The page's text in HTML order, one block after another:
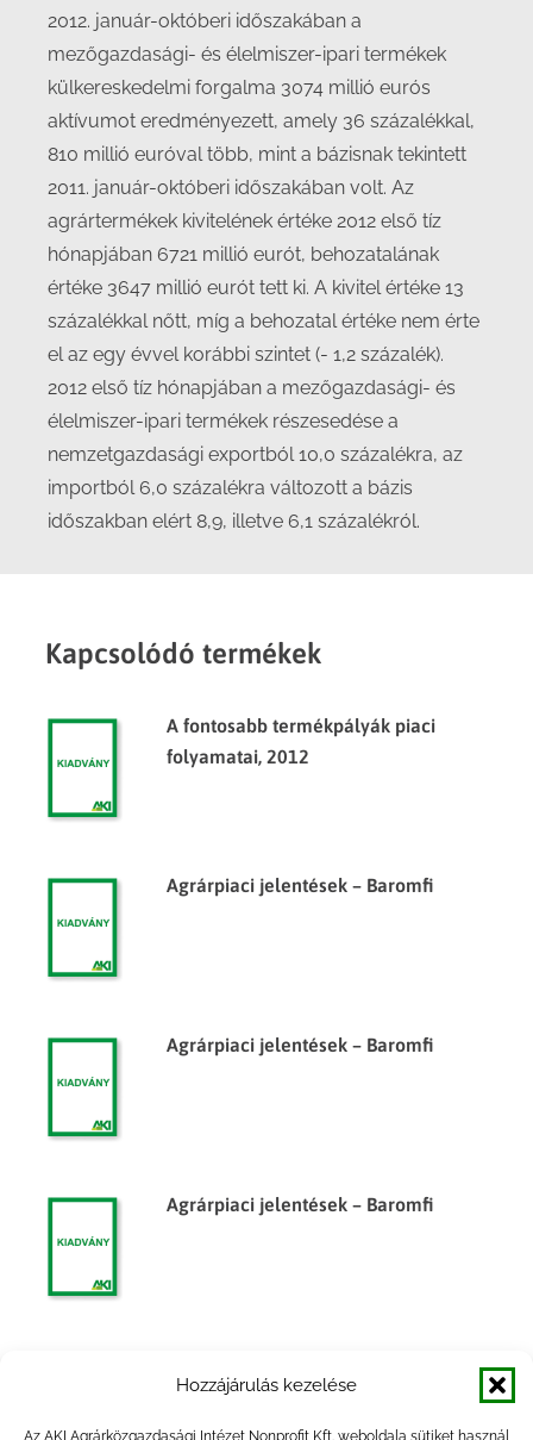
Hozzájárulás kezelése
Az AKI Agrárközgazdasági Intézet Nonprofit Kft. weboldala sütiket használ
2012. január-októberi időszakában a
mezőgazdasági- és élelmiszer-ipari termékek
külkereskedelmi forgalma 3074 millió eurós
aktívumot eredményezett, amely 36 százalékkal,
810 millió euróval több, mint a bázisnak tekintett
2011. január-októberi időszakában volt. Az
agrártermékek kivitelének értéke 2012 első tíz
hónapjában 6721 millió eurót, behozatalának
értéke 3647 millió eurót tett ki. A kivitel értéke 13
százalékkal nőtt, míg a behozatal értéke nem érte
el az egy évvel korábbi szintet (- 1,2 százalék).
2012 első tíz hónapjában a mezőgazdasági- és
élelmiszer-ipari termékek részesedése a
nemzetgazdasági exportból 10,0 százalékra, az
importból 6,0 százalékra változott a bázis
időszakban elért 8,9, illetve 6,1 százalékról.
Kapcsolódó termékek
A fontosabb termékpályák piaci
folyamatai, 2012
Agrárpiaci jelentések – Baromfi
Agrárpiaci jelentések – Baromfi
Agrárpiaci jelentések – Baromfi